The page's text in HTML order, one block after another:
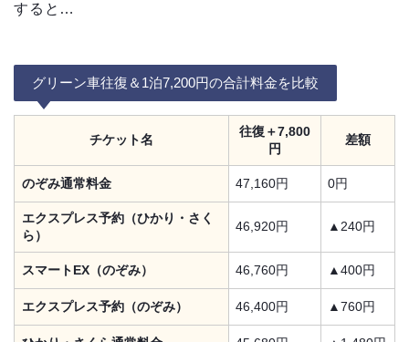
すると…
グリーン車往復＆1泊7,200円の合計料金を比較
チケット名
往復＋7,800
円
差額
のぞみ通常料金 47,160円 0円
エクスプレス予約（ひかり・さく
ら）
46,920円 ▲240円
スマートEX（のぞみ） 46,760円 ▲400円
エクスプレス予約（のぞみ） 46,400円 ▲760円